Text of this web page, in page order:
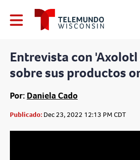
Entrevista con
sobre sus productos
Por: Daniela Cado
Publicado: Dec 23, 2022 12:13 PM CDT